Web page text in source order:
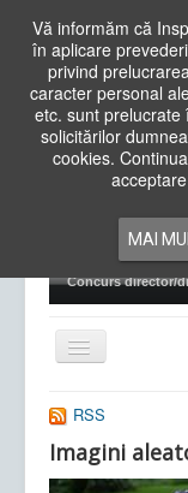
Vă informăm că
în aplicare
privind
caracter personal
etc. sunt
solicitărilor
cookies.
MAI
Cauta
in
siteAcasa
Examene Naționale
Concurs director/
Comută
navigarea
RSS
Imagini